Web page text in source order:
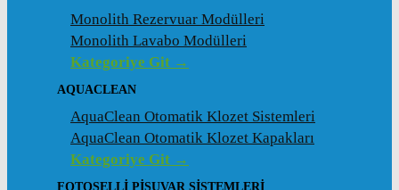
Monolith Rezervuar Modülleri
Monolith Lavabo Modülleri
Kategoriye Git →
AQUACLEAN
AquaClean Otomatik Klozet Sistemleri
AquaClean Otomatik Klozet Kapakları
Kategoriye Git →
FOTOSELLI PISUVAR SISTEMLERI